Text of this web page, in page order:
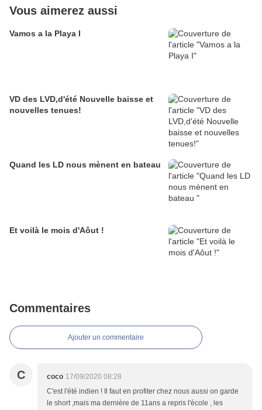
Vous aimerez aussi
Vamos a la Playa I
VD des LVD,d'été Nouvelle baisse et
nouvelles tenues!
Quand les LD nous mènent en bateau
Et voilà le mois d'Aôut !
Commentaires
Ajouter un commentaire
C coco 17/09/2020 08:28
C'est l'été indien ! Il faut en profiter chez nous aussi on garde
le short ,mais ma dernière de 11ans a repris l'école , les